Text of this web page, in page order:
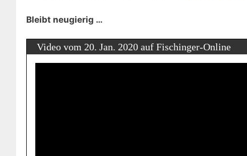
Bleibt neugierig …
Video vom 20. Jan. 2020 auf Fischinger-Online